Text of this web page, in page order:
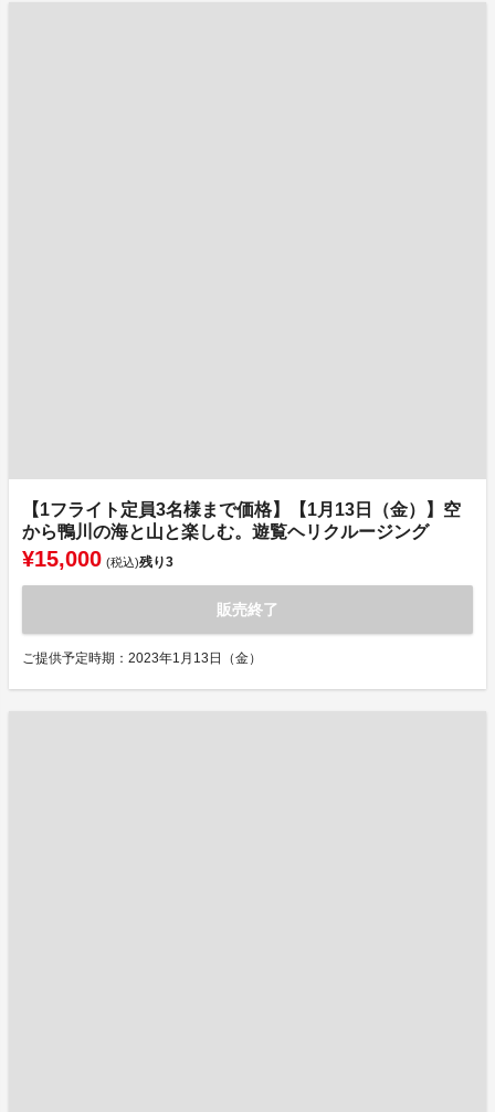
【1フライト定員3名様まで価格】【1月13日（金）】空
から鴨川の海と山と楽しむ。遊覧ヘリクルージング
¥15,000 (税込)残り3
販売終了
ご提供予定時期：2023年1月13日（金）